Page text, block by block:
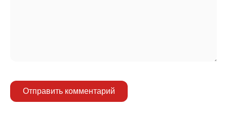
Отправить комментарий